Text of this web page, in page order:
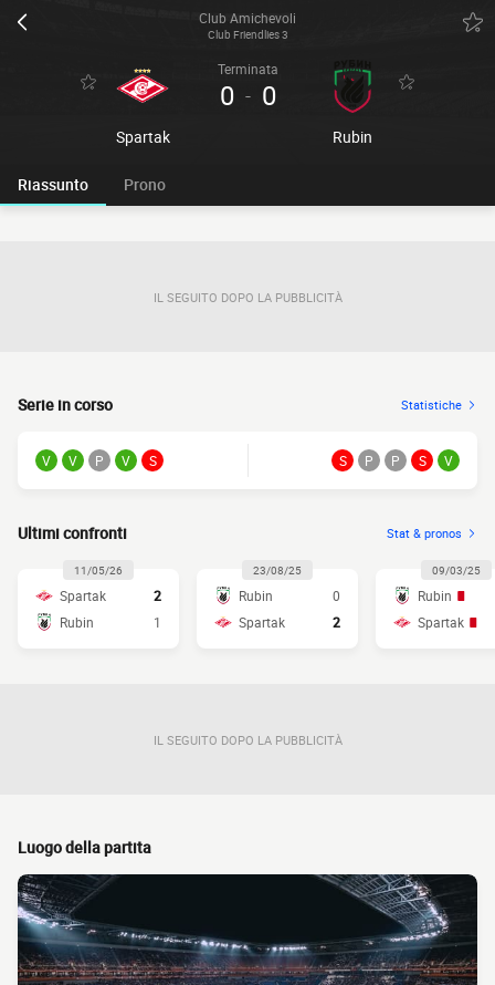
Club Amichevoli
Club Friendlies 3
Spartak
Terminata
0 - 0
Rubin
Riassunto Prono
IL SEGUITO DOPO LA PUBBLICITÀ
Serie in corso Statistiche
V V P V S S P P S V
Ultimi confronti Stat & pronos
11/05/26
Spartak
2
Rubin
1
23/08/25
Rubin
0
Spartak
2
09/03/25
Rubin
Spartak
IL SEGUITO DOPO LA PUBBLICITÀ
Luogo della partita